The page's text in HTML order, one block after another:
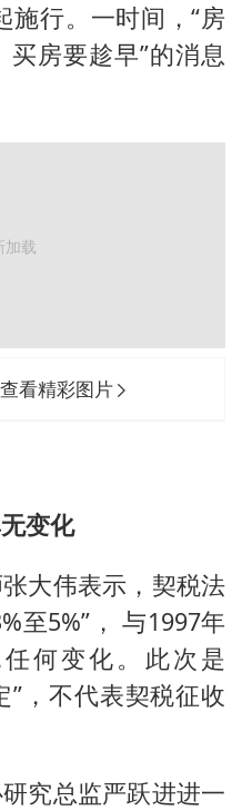
施行。一时间，“房
房要趁早”的消息
看精彩图片
变化
大伟表示，契税法
至5%”， 与1997年
何变化。此次是
”，不代表契税征收
究总监严跃进进一